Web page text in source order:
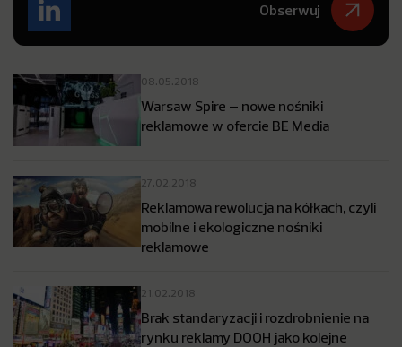
Obserwuj
08.05.2018
Warsaw Spire – nowe nośniki
reklamowe w ofercie BE Media
27.02.2018
Reklamowa rewolucja na kółkach, czyli
mobilne i ekologiczne nośniki
reklamowe
21.02.2018
Brak standaryzacji i rozdrobnienie na
rynku reklamy DOOH jako kolejne